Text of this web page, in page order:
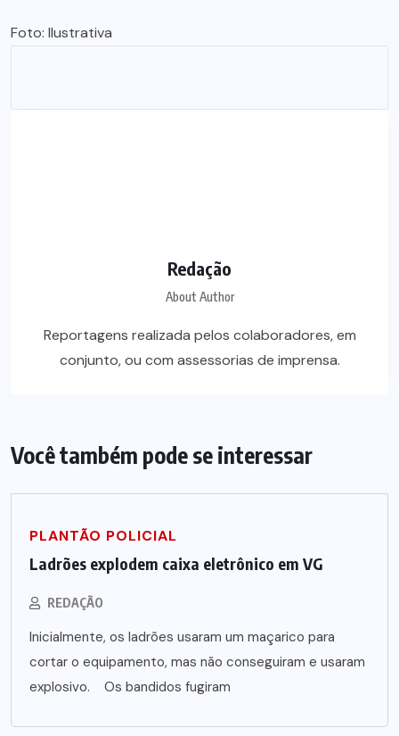
Foto: Ilustrativa
Redação
About Author
Reportagens realizada pelos colaboradores, em
conjunto, ou com assessorias de imprensa.
Você também pode se interessar
PLANTÃO POLICIAL
Ladrões explodem caixa eletrônico em VG
REDAÇÃO
Inicialmente, os ladrões usaram um maçarico para
cortar o equipamento, mas não conseguiram e usaram
explosivo. Os bandidos fugiram